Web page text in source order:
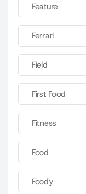
Feature
Ferrari
Field
First Food
Fitness
Food
Foody